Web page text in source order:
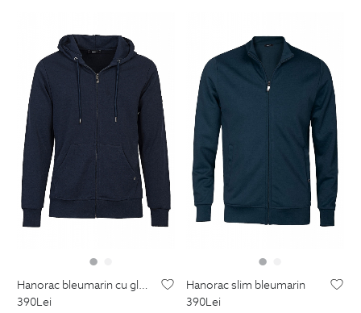
hanorac bleumarin cu gluga
390Lei
hanorac slim bleumarin
390Lei